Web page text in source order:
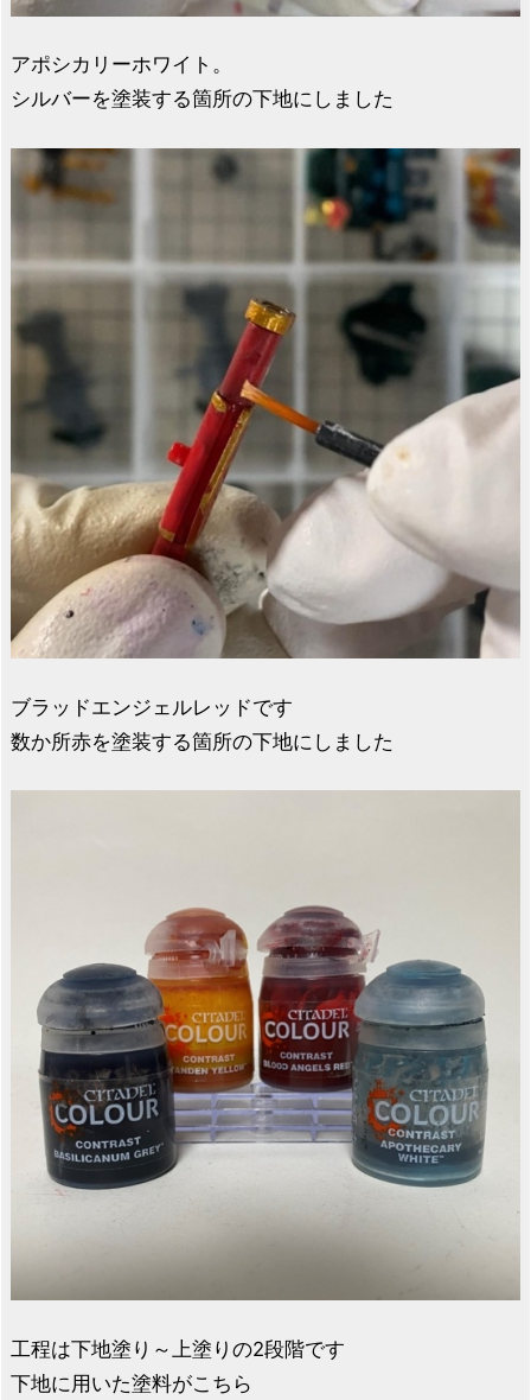
アポシカリーホワイト。
シルバーを塗装する箇所の下地にしました
ブラッドエンジェルレッドです
数か所赤を塗装する箇所の下地にしました
工程は下地塗り～上塗りの2段階です
下地に用いた塗料がこちら